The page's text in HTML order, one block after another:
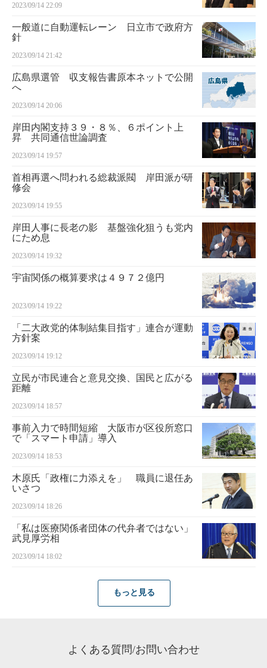
2023/09/14 22:09
一般道に自動運転レーン 日立市で政府方
針
2023/09/14 21:42
広島県選管 収支報告書原本ネットで公開
へ
2023/09/14 20:06
岸田内閣支持３９・８％、６ポイント上
昇 共同通信世論調査
2023/09/14 19:57
首相再選へ問われる総裁派閥 岸田派が研
修会
2023/09/14 19:55
岸田人事に長老の影 基盤強化狙うも党内
にため息
2023/09/14 19:32
宇宙関係の概算要求は４９７２億円
2023/09/14 19:22
「二大政党的体制結集目指す」連合が運動
方針案
2023/09/14 19:12
立民が市民連合と意見交換、国民と広がる
距離
2023/09/14 18:57
事前入力で時間短縮 大阪市が区役所窓口
で「スマート申請」導入
2023/09/14 18:53
木原氏「政権に力添えを」 職員に退任あ
いさつ
2023/09/14 18:26
「私は医療関係者団体の代弁者ではない」
武見厚労相
2023/09/14 18:02
もっと見る
よくある質問/お問い合わせ